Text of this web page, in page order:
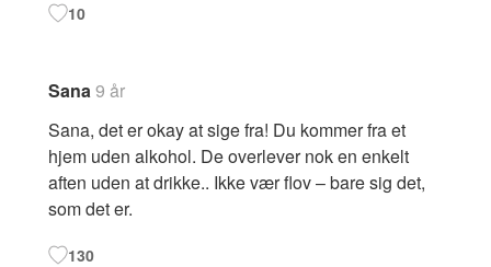
10
Sana9 år
Sana, det er okay at sige fra! Du kommer fra et
hjem uden alkohol. De overlever nok en enkelt
aften uden at drikke.. Ikke vær flov – bare sig det,
som det er.
130